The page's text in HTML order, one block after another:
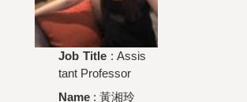
Job Title : Assis
tant Professor
Name :黃湘玲